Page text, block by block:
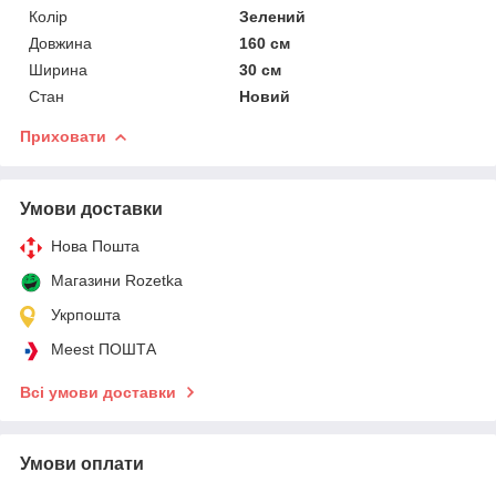
Колір
Зелений
Довжина
160 см
Ширина
30 см
Стан
Новий
Приховати
Умови доставки
Нова Пошта
Магазини Rozetka
Укрпошта
Meest ПОШТА
Всі умови доставки
Умови оплати